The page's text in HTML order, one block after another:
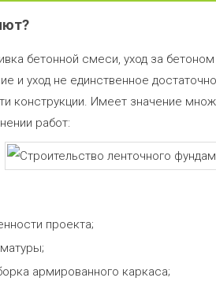
бетонной смеси, уход за
и уход не единственное
конструкции. Имеет значение
работ:
проекта;
армированного каркаса;